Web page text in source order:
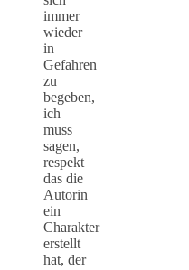
immer
wieder
in
Gefahren
zu
begeben,
ich
muss
sagen,
respekt
das die
Autorin
ein
Charakter
erstellt
hat, der